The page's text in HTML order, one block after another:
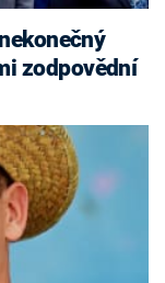
zodpovědní